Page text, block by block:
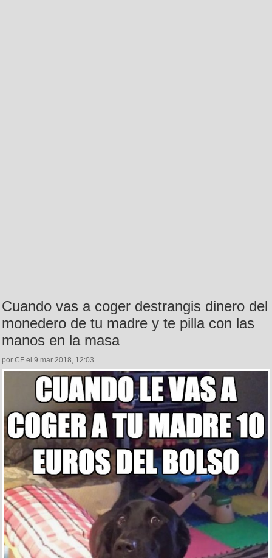
Cuando vas a coger destrangis dinero del
monedero de tu madre y te pilla con las
manos en la masa
por CF el 9 mar 2018, 12:03